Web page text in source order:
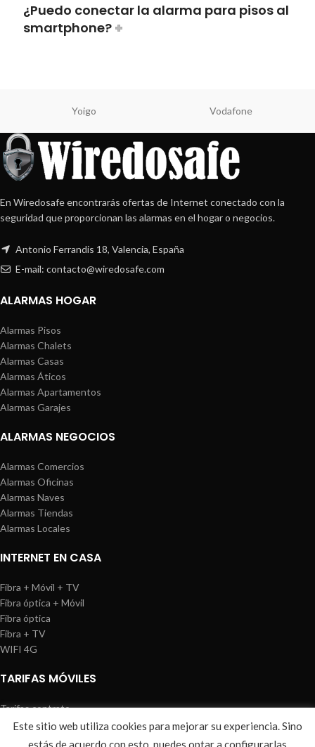
¿Puedo conectar la alarma para pisos al
smartphone?
Yoigo Vodafone
En Wiredosafe encontrarás ofertas de Internet conectado con la
seguridad que proporcionan las alarmas en el hogar o negocios.
Antonio Ferrandis 18, Valencia, España
E-mail: contacto@wiredosafe.com
ALARMAS HOGAR
Alarmas Pisos
Alarmas Chalets
Alarmas Casas
Alarmas Áticos
Alarmas Apartamentos
Alarmas Garajes
ALARMAS NEGOCIOS
Alarmas Comercios
Alarmas Oficinas
Alarmas Naves
Alarmas Tiendas
Alarmas Locales
INTERNET EN CASA
Fibra + Móvil + TV
Fibra óptica + Móvil
Fibra óptica
Fibra + TV
WIFI 4G
TARIFAS MÓVILES
Tarifas contrato
Tarifas prepago
WIREDOSAFE Aviso Legal Política de Cookies |Sitemap
Este sitio web utiliza cookies para mejorar su experiencia. Sino
estás de acuerdo con esto, puedes optar a configurarlas